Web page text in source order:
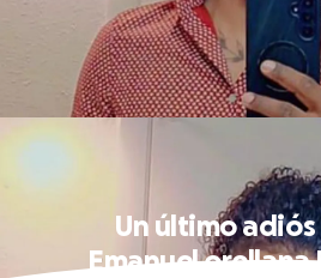
Un último adiós
Emanuel orellana